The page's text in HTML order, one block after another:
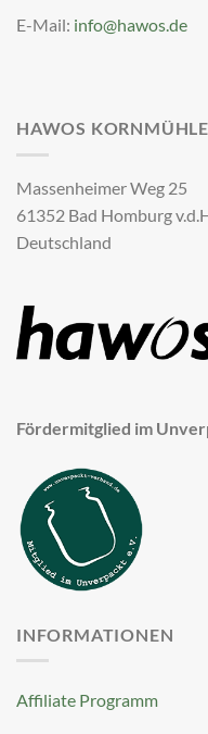
E-Mail: info@hawos.de
HAWOS
Massenheimer Weg 25
61352 Bad Homburg
Deutschland
Fördermitglied im
INFORMATIONEN
Affiliate Programm